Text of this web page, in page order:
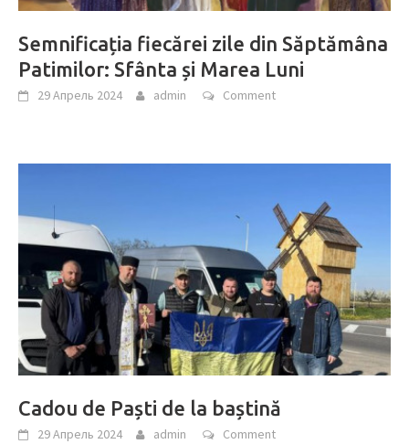
Semnificația fiecărei zile din Săptămâna
Patimilor: Sfânta și Marea Luni
29 Апрель 2024 admin Comment
Cadou de Paști de la baștină
29 Апрель 2024 admin Comment